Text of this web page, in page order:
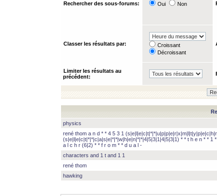
Rechercher des sous-forums: Oui Non
Classer les résultats par:
Croissant
Décroissant
Limiter les résultats au
précédent:
physics
rené thom a n d * * 4 5 3 1
(s|e|l|e|c|t|*|*|c|a|s|e|*|*|w|h|e|n|*|*|4|5|3|1|4|5|3|1) * * t h e n * * 1
a l c h r (6|2) * * f r o m * * d u a l -
characters and 1 t and 1 1
rené thom
hawking